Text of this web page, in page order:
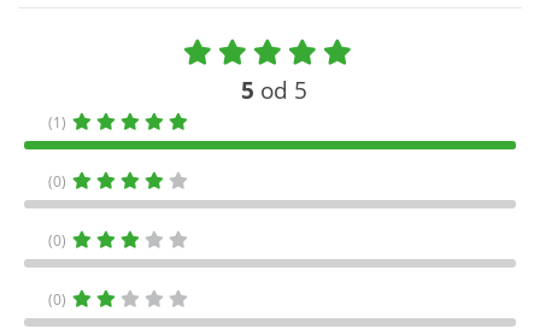
5 od 5
(1)
(0)
(0)
(0)